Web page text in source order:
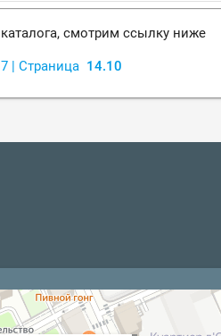
смотрим ссылку ниже
|Страница 14.10